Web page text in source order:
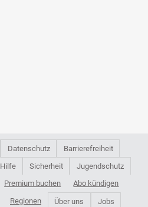
Datenschutz
Barrierefreiheit
Hilfe Sicherheit
Jugendschutz
Premium buchen Abo kündigen
Regionen Über uns
Jobs